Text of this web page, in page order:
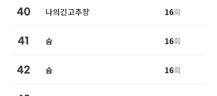
40 나의긴고추장 16회
41 슙 16회
42 슙 16회